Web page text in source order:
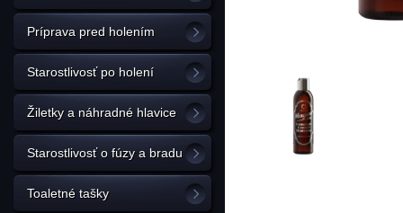
Príprava pred holením
Starostlivosť po holení
Žiletky a náhradné hlavice
Starostlivosť o fúzy a bradu
Toaletné tašky